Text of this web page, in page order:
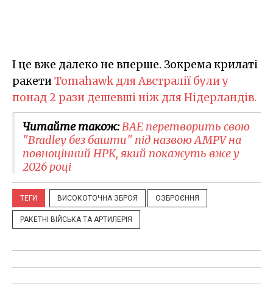
І це вже далеко не вперше. Зокрема крилаті
ракетиTomahawk для Австралії були у
понад 2 рази дешевші ніж для Нідерландів.
Читайте також:BAE перетворить свою
"Bradley без башти" під назвою AMPV на
повноцінний НРК, який покажуть вже у
2026 році
ТЕГИ ВИСОКОТОЧНА ЗБРОЯ ОЗБРОЄННЯ
РАКЕТНІ ВІЙСЬКА ТА АРТИЛЕРІЯ